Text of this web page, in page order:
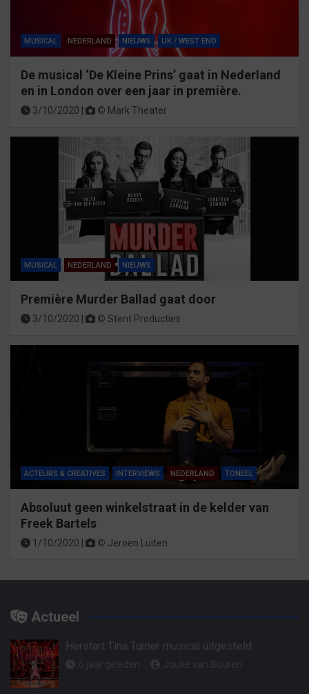
MUSICAL NEDERLAND NIEUWS UK / WEST END
De musical ‘De Kleine Prins’ gaat in Nederland
en in London over een jaar in première.
3/10/2020 | © Mark Theater
MUSICAL NEDERLAND NIEUWS
Première Murder Ballad gaat door
3/10/2020 | © Stent Producties
ACTEURS & CREATIVES INTERVIEWS NEDERLAND TONEEL
Absoluut geen winkelstraat in de kelder van
Freek Bartels
1/10/2020 | © Jeroen Luiten
Actueel
Herstart Tina Turner musical uitgesteld